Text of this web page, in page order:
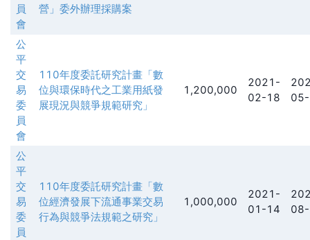
員
會
營」委外辦理採購案
公
平
交
易
委
員
會
110年度委託研究計畫「數
位與環保時代之工業用紙發
展現況與競爭規範研究」
1,200,000
2021-
02-18
公
平
交
易
委
員
110年度委託研究計畫「數
位經濟發展下流通事業交易
行為與競爭法規範之研究」
1,000,000
2021-
01-14